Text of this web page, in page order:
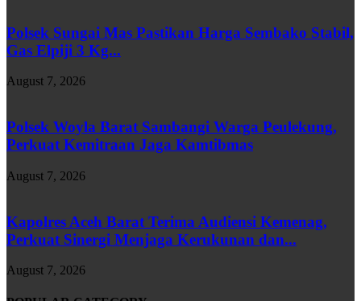
Polsek Sungai Mas Pastikan Harga Sembako Stabil,
Gas Elpiji 3 Kg...
August 7, 2026
Polsek Woyla Barat Sambangi Warga Peulekung,
Perkuat Kemitraan Jaga Kamtibmas
August 7, 2026
Kapolres Aceh Barat Terima Audiensi Kemenag,
Perkuat Sinergi Menjaga Kerukunan dan...
August 7, 2026